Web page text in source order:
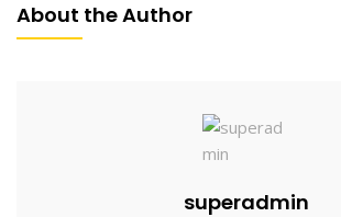
o
About the Author
superadmin